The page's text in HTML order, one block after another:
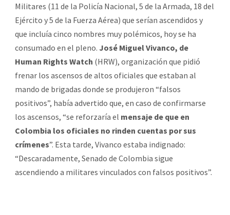
Militares (11 de la Policía Nacional, 5 de la Armada, 18 del
Ejército y 5 de la Fuerza Aérea) que serían ascendidos y
que incluía cinco nombres muy polémicos, hoy se ha
consumado en el pleno. José Miguel Vivanco, de
Human Rights Watch (HRW), organización que pidió
frenar los ascensos de altos oficiales que estaban al
mando de brigadas donde se produjeron “falsos
positivos”, había advertido que, en caso de confirmarse
los ascensos, “se reforzaría el mensaje de que en
Colombia los oficiales no rinden cuentas por sus
crímenes”. Esta tarde, Vivanco estaba indignado:
“Descaradamente, Senado de Colombia sigue
ascendiendo a militares vinculados con falsos positivos”.